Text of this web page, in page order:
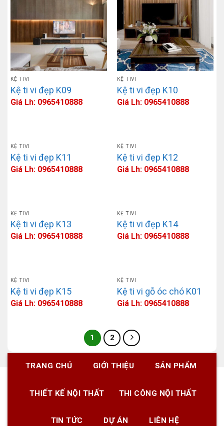
KỆ TIVI
Kệ ti vi đẹp K09
Giá Lh: 0965410888
KỆ TIVI
Kệ ti vi đẹp K10
Giá Lh: 0965410888
KỆ TIVI
Kệ ti vi đẹp K11
Giá Lh: 0965410888
KỆ TIVI
Kệ ti vi đẹp K12
Giá Lh: 0965410888
KỆ TIVI
Kệ ti vi đẹp K13
Giá Lh: 0965410888
KỆ TIVI
Kệ ti vi đẹp K14
Giá Lh: 0965410888
KỆ TIVI
Kệ ti vi đẹp K15
Giá Lh: 0965410888
KỆ TIVI
Kệ ti vi gỗ óc chó K01
Giá Lh: 0965410888
1 2
TRANG CHỦ GIỚI THIỆU SẢN PHẨM
THIẾT KẾ NỘI THẤT THI CÔNG NỘI THẤT
TIN TỨC DỰ ÁN LIÊN HỆ